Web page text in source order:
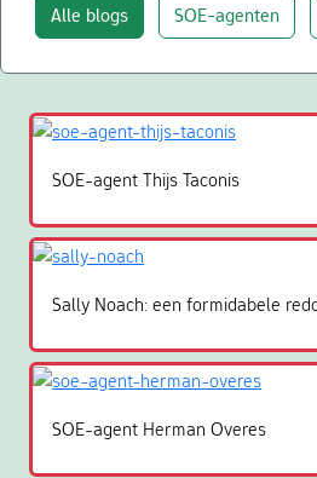
Alle blogs SOE-agenten
SOE-agent Thijs Taconis
Sally Noach: een formidabele
SOE-agent Herman Overes